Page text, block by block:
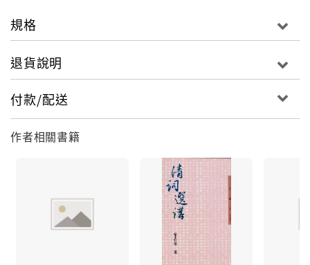
規格
退貨說明
付款/配送
作者相關書籍